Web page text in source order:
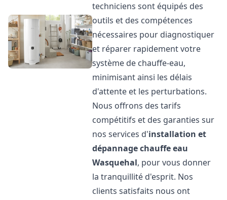
techniciens sont équipés des
outils et des compétences
nécessaires pour diagnostiquer
et réparer rapidement votre
système de chauffe-eau,
minimisant ainsi les délais
d'attente et les perturbations.
Nous offrons des tarifs
compétitifs et des garanties sur
nos services d'installation et
dépannage chauffe eau
Wasquehal, pour vous donner
la tranquillité d'esprit. Nos
clients satisfaits nous ont